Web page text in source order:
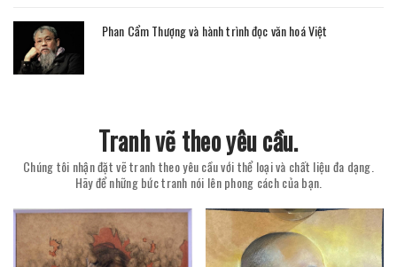
Phan Cẩm Thượng và hành trình đọc văn hoá Việt
Tranh vẽ theo yêu cầu.
Chúng tôi nhận đặt vẽ tranh theo yêu cầu với thể loại và chất liệu đa dạng.
Hãy để những bức tranh nói lên phong cách của bạn.